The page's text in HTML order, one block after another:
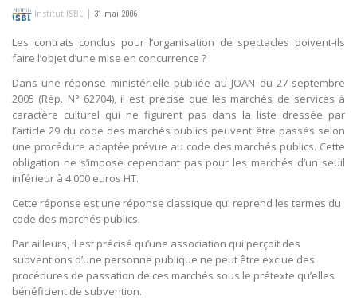
Institut ISBL | 31 mai 2006
Les contrats conclus pour l’organisation de spectacles doivent-ils
faire l’objet d’une mise en concurrence ?
Dans une réponse ministérielle publiée au JOAN du 27 septembre
2005 (Rép. N° 62704), il est précisé que les marchés de services à
caractère culturel qui ne figurent pas dans la liste dressée par
l’article 29 du code des marchés publics peuvent être passés selon
une procédure adaptée prévue au code des marchés publics. Cette
obligation ne s’impose cependant pas pour les marchés d’un seuil
inférieur à 4 000 euros HT.
Cette réponse est une réponse classique qui reprend les termes du
code des marchés publics.
Par ailleurs, il est précisé qu’une association qui perçoit des
subventions d’une personne publique ne peut être exclue des
procédures de passation de ces marchés sous le prétexte qu’elles
bénéficient de subvention.